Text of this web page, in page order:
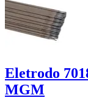
Eletrodo
MGM